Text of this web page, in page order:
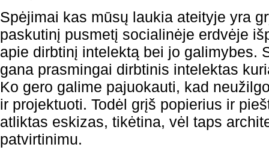
Spėjimai kas mūsų laukia ateityje yra
paskutinį pusmetį socialinėje erdvėje
apie dirbtinį intelektą bei jo galimybes.
gana prasmingai dirbtinis intelektas
Ko gero galime pajuokauti, kad
ir projektuoti. Todėl grįš popierius ir
atliktas eskizas, tikėtina, vėl taps
patvirtinimu.